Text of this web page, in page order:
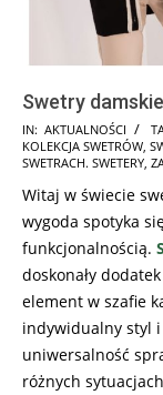
Swetry
2024-
12-
IN: AKTUALNOŚCI
KOLEKCJA SWETRÓW
SWETRACH. SWETERY
Witaj w świecie
wygoda spotyka
funkcjonalnością.
doskonały
element w szafie
indywidualny styl i
uniwersalność
różnych